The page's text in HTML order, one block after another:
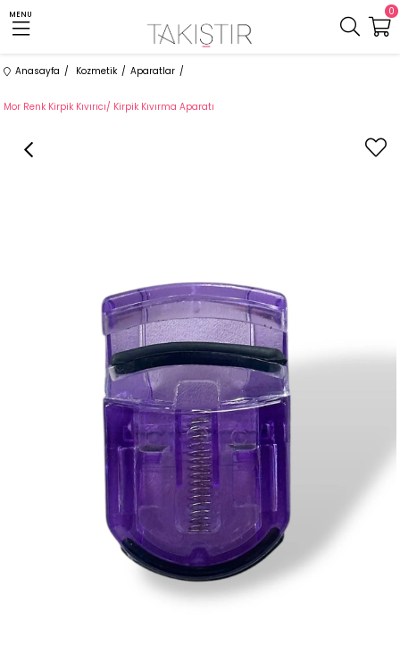
MENU 0
Anasayfa Kozmetik Aparatlar
Mor Renk Kirpik Kıvırıcı/ Kirpik Kıvırma Aparatı